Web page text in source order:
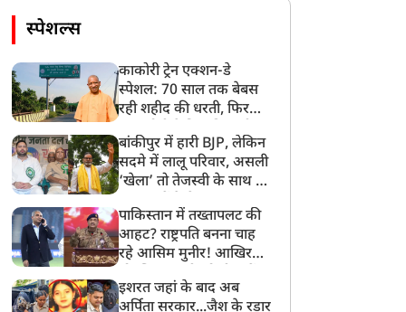
स्पेशल्स
काकोरी ट्रेन एक्शन-डे
स्पेशल: 70 साल तक बेबस
रही शहीद की धरती, फिर
पीढ़ियों का दर्द
बांकीपुर में हारी BJP, लेकिन
सदमे में लालू परिवार, असली
‘खेला’ तो तेजस्वी के साथ हो
पाकिस्तान में तख्तापलट की
आहट? राष्ट्रपति बनना चाह
रहे आसिम मुनीर! आखिर
बनाया मोहरा?
इशरत जहां के बाद अब
अर्पिता सरकार...जैश के रडार